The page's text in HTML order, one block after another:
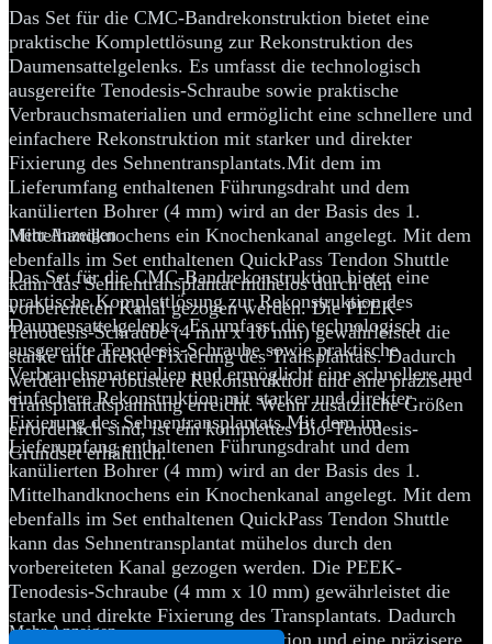
Das Set für die CMC-Bandrekonstruktion bietet eine
praktische Komplettlösung zur Rekonstruktion des
Daumensattelgelenks. Es umfasst die technologisch
ausgereifte Tenodesis-Schraube sowie praktische
Verbrauchsmaterialien und ermöglicht eine schnellere und
einfachere Rekonstruktion mit starker und direkter
Fixierung des Sehnentransplantats.Mit dem im
Lieferumfang enthaltenen Führungsdraht und dem
kanülierten Bohrer (4 mm) wird an der Basis des 1.
Mittelhandknochens ein Knochenkanal angelegt. Mit dem
ebenfalls im Set enthaltenen QuickPass Tendon Shuttle
kann das Sehnentransplantat mühelos durch den
vorbereiteten Kanal gezogen werden. Die PEEK-
Tenodesis-Schraube (4 mm x 10 mm) gewährleistet die
starke und direkte Fixierung des Transplantats. Dadurch
werden eine robustere Rekonstruktion und eine präzisere
Transplantatspannung erreicht. Wenn zusätzliche Größen
erforderlich sind, ist ein komplettes Bio-Tenodesis-
Grundset erhältlich.
Mehr Anzeigen
Das Set für die CMC-Bandrekonstruktion bietet eine
praktische Komplettlösung zur Rekonstruktion des
Daumensattelgelenks. Es umfasst die technologisch
ausgereifte Tenodesis-Schraube sowie praktische
Verbrauchsmaterialien und ermöglicht eine schnellere und
einfachere Rekonstruktion mit starker und direkter
Fixierung des Sehnentransplantats.Mit dem im
Lieferumfang enthaltenen Führungsdraht und dem
kanülierten Bohrer (4 mm) wird an der Basis des 1.
Mittelhandknochens ein Knochenkanal angelegt. Mit dem
ebenfalls im Set enthaltenen QuickPass Tendon Shuttle
kann das Sehnentransplantat mühelos durch den
vorbereiteten Kanal gezogen werden. Die PEEK-
Tenodesis-Schraube (4 mm x 10 mm) gewährleistet die
starke und direkte Fixierung des Transplantats. Dadurch
Mehr Anzeigen